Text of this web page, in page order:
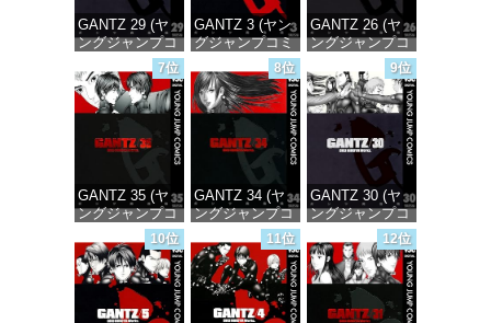
GANTZ 29 (ヤ
ングジャンプコ
DIGITAL)
価格：¥100
GANTZ 3 (ヤン
グジャンプコミ
ックスDIGITAL)
価格：¥100
GANTZ 26 (ヤ
ングジャンプコ
DIGITAL)
価格：¥100
7位
GANTZ 35 (ヤ
ングジャンプコ
DIGITAL)
価格：¥100
8位
GANTZ 34 (ヤ
ングジャンプコ
DIGITAL)
価格：¥100
9位
GANTZ 30 (ヤ
ングジャンプコ
DIGITAL)
価格：¥100
10位 11位 12位